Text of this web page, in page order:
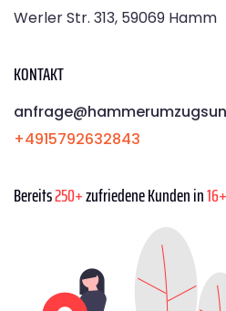
Werler Str. 313, 59069 Hamm
KONTAKT
+4915792632843
Bereits250+zufriedene Kunden in16+